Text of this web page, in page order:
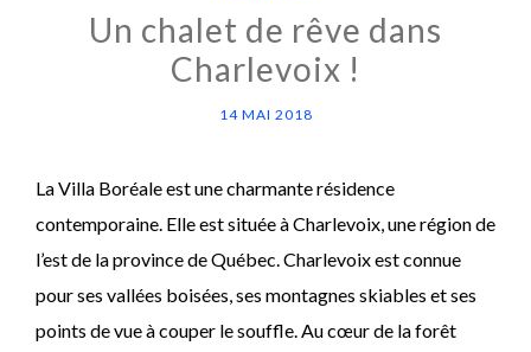
Un chalet de rêve dans
Charlevoix !
14 MAI 2018
La Villa Boréale est une charmante résidence
contemporaine. Elle est située à Charlevoix, une région de
l’est de la province de Québec. Charlevoix est connue
pour ses vallées boisées, ses montagnes skiables et ses
points de vue à couper le souffle. Au cœur de la forêt